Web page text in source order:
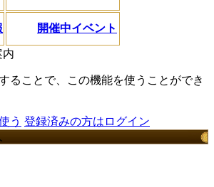
開催中イベント
内
ることで、この機能を使うことができ
う 登録済みの方はログイン